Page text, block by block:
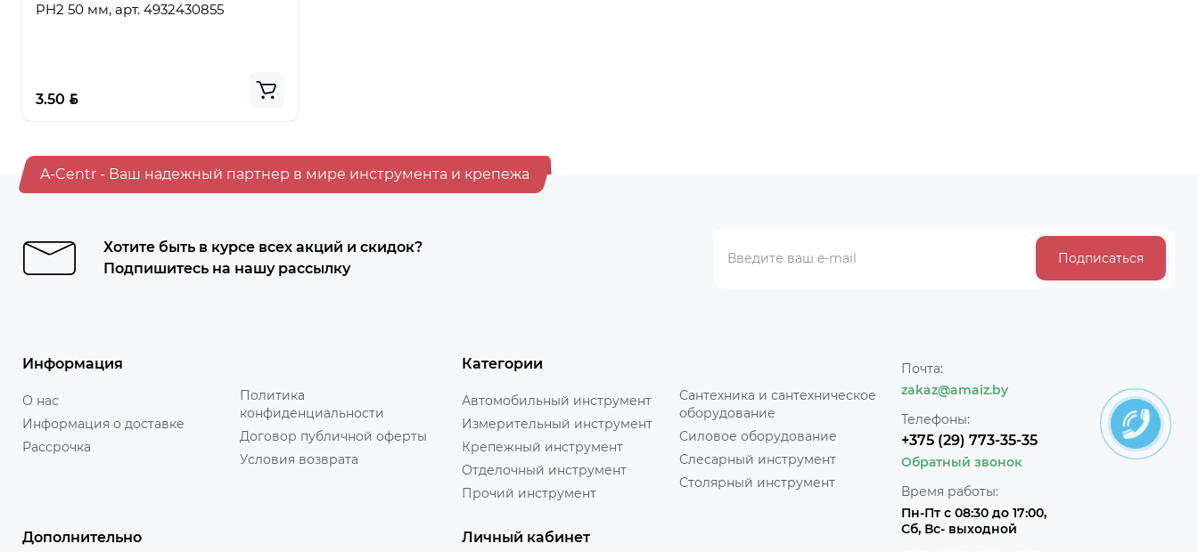
PH2 50 мм, арт. 4932430855
3.50 BYN
A-Centr - Ваш надежный партнер в мире инструмента и крепежа
Хотите быть в курсе всех акций и скидок?
Подпишитесь на нашу рассылку
Подписаться
Информация
О нас
Информация о доставке
Рассрочка
Политика
конфиденциальности
Договор публичной оферты
Условия возврата
Категории
Автомобильный инструмент
Измерительный инструмент
Крепежный инструмент
Отделочный инструмент
Прочий инструмент
Сантехника и сантехническое
оборудование
Силовое оборудование
Слесарный инструмент
Столярный инструмент
Дополнительно Личный кабинет
Почта:
zakaz@amaiz.by
Телефоны:
+375 (29) 773-35-35
Обратный звонок
Время работы:
Пн-Пт с 08:30 до 17:00,
Сб, Вс- выходной